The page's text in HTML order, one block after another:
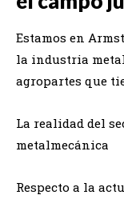
Estamos en
la industria
agropartes que
La realidad del
metalmecánica
Respecto a la